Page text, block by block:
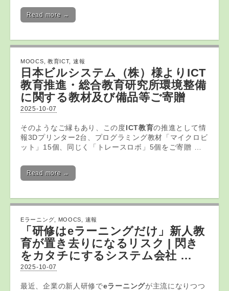
Read more →
MOOCS 教育ICT, 速報
日本ビルシステム（株）様より ICT
教育推進・総合教育研究所環境整備
に関する教材及び備品等ご寄贈
2025-10-07
そのようなご縁もあり、この度ICT教育の推進として情
報3Dプリンター2台、プログラミング教材「マイクロビ
ット」15個、同じく「トレースロボ」5個をご寄贈 …
Read more →
Eラーニング MOOCS 速報
「研修はeラーニングだけ」新人教
育が置き去りになるリスク | 閃き
をカタチにするシステム会社 …
2025-10-07
最近、企業の新人研修でeラーニングが主流になりつつ